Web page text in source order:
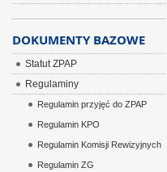
DOKUMENTY BAZOWE
Statut ZPAP
Regulaminy
Regulamin przyjęć do ZPAP
Regulamin KPO
Regulamin Komisji Rewizyjnych
Regulamin ZG